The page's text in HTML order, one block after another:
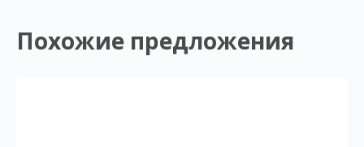
Похожие предложения